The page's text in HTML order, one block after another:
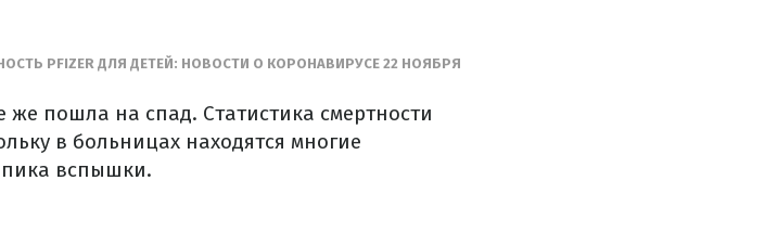
PFIZER ДЛЯ ДЕТЕЙ: НОВОСТИ О КОРОНАВИРУСЕ 22 НОЯБРЯ
же пошла на спад. Статистика смертности
в больницах находятся многие
вспышки.